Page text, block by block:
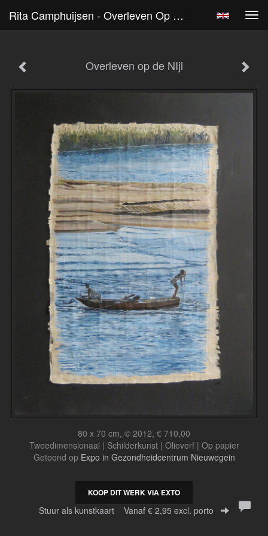
Rita Camphuijsen - Overleven Op De NIjl
Overleven op de NIjl
80 x 70 cm, © 2012, € 710,00
Tweedimensionaal | Schilderkunst | Olieverf | Op papier
Getoond op Expo in Gezondheidcentrum Nieuwegein
KOOP DIT WERK VIA EXTO
Stuur als kunstkaart Vanaf € 2,95 excl. porto